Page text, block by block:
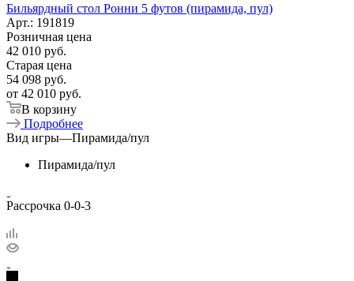
Бильярдный стол Ронни 5 футов (пирамида, пул)
Арт.: 191819
Розничная цена
42 010 руб.
Старая цена
54 098 руб.
от 42 010 руб.
В корзину
Подробнее
Вид игры—Пирамида/пул
Пирамида/пул
Рассрочка 0-0-3